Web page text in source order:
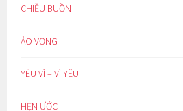
CHIỀU BUỒN
ẢO VỌNG
YÊU VÌ – VÌ YÊU
HẸN ƯỚC